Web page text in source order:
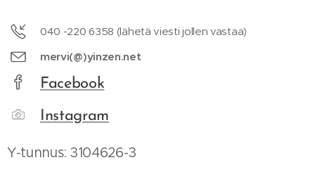
040 -220 6358 (lähetä viesti jollen vastaa)
mervi(@)yinzen.net
Facebook
Instagram
Y-tunnus: 3104626-3